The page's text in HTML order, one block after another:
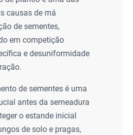
causas de má
de sementes,
em competição
e desuniformidade
de sementes é uma
antes da semeadura
o estande inicial
de solo e pragas,